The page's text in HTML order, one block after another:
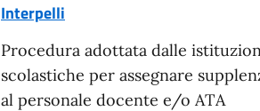
Interpelli
Procedura adottata dalle
scolastiche per assegnare
al personale docente e/o ATA